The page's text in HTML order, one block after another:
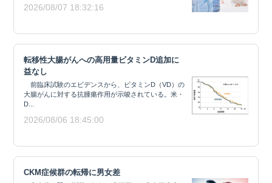
2026/08/07 18:32:16
転移性大腸がんへの高用量ビタミンD追加に
益なし
前臨床試験のエビデンスから、ビタミンD（VD）の
大腸がんに対する抗腫瘍作用が示唆されている。米・
D...
2026/08/06 18:45:00
CKM症候群の転帰に男女差